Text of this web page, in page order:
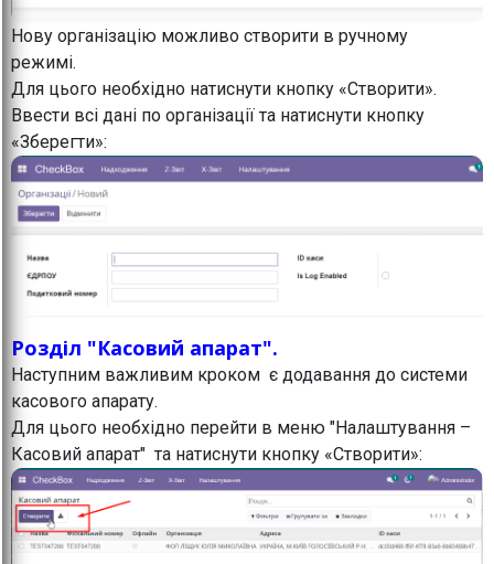
Нову організацію можливо створити в ручному
режимі.
Для цього необхідно натиснути кнопку «Створити».
Ввести всі дані по організації та натиснути кнопку
«Зберегти»:
Розділ "Касовий апарат".
Наступним важливим кроком є додавання до системи
касового апарату.
Для цього необхідно перейти в меню "Налаштування –
Касовий апарат" та натиснути кнопку «Створити»: